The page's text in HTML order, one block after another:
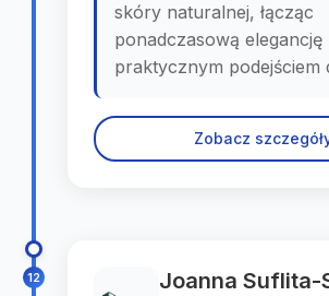
skóry naturalnej, łącząc
ponadczasową elegancję
praktycznym podejściem
Zobacz
12
Joanna Suflita-